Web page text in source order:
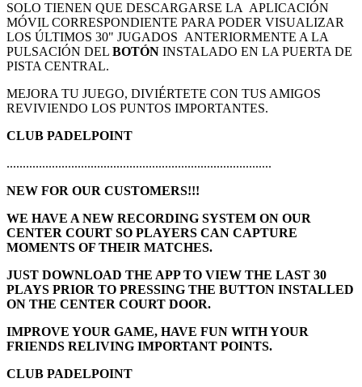
SOLO TIENEN QUE DESCARGARSE LA APLICACIÓN
MÓVIL CORRESPONDIENTE PARA PODER VISUALIZAR
LOS ÚLTIMOS 30" JUGADOS ANTERIORMENTE A LA
PULSACIÓN DEL BOTÓN INSTALADO EN LA PUERTA DE
PISTA CENTRAL.
MEJORA TU JUEGO, DIVIÉRTETE CON TUS AMIGOS
REVIVIENDO LOS PUNTOS IMPORTANTES.
CLUB PADELPOINT
..................................................................................
NEW FOR OUR CUSTOMERS!!!
WE HAVE A NEW RECORDING SYSTEM ON OUR
CENTER COURT SO PLAYERS CAN CAPTURE
MOMENTS OF THEIR MATCHES.
JUST DOWNLOAD THE APP TO VIEW THE LAST 30
PLAYS PRIOR TO PRESSING THE BUTTON INSTALLED
ON THE CENTER COURT DOOR.
IMPROVE YOUR GAME, HAVE FUN WITH YOUR
FRIENDS RELIVING IMPORTANT POINTS.
CLUB PADELPOINT